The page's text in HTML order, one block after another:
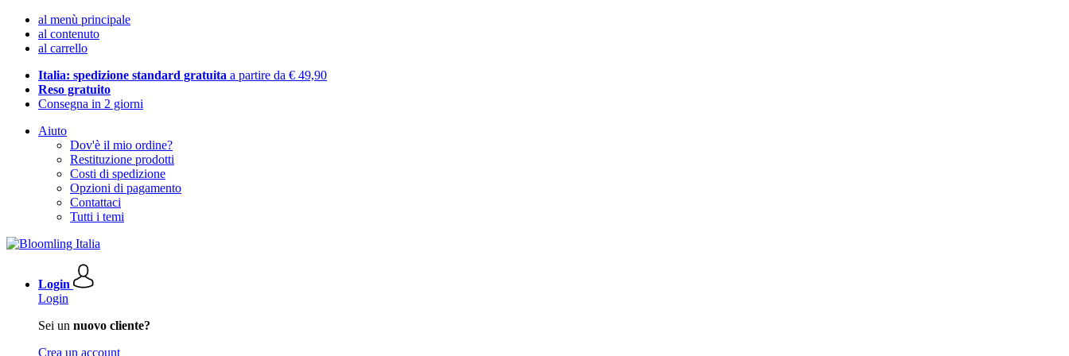
al menù principale
al contenuto
al carrello
Italia: spedizione standard gratuita a partire da € 49,90
Reso gratuito
Consegna in 2 giorni
Aiuto
Dov'è il mio ordine?
Restituzione prodotti
Costi di spedizione
Opzioni di pagamento
Contattaci
Tutti i temi
Login
Login
Sei un nuovo cliente?
Crea un account